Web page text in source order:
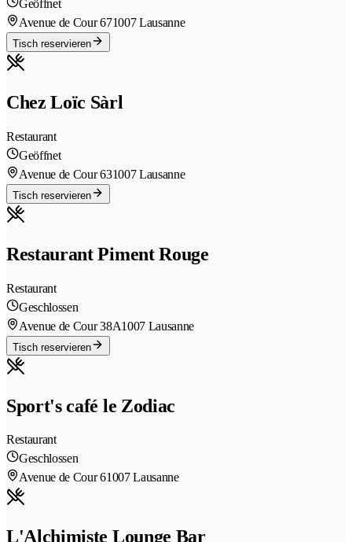
Geöffnet
Avenue de Cour 671007 Lausanne
Tisch reservieren
Chez Loïc Sàrl
Restaurant
Geöffnet
Avenue de Cour 631007 Lausanne
Tisch reservieren
Restaurant Piment Rouge
Restaurant
Geschlossen
Avenue de Cour 38A1007 Lausanne
Tisch reservieren
Sport's café le Zodiac
Restaurant
Geschlossen
Avenue de Cour 61007 Lausanne
L'Alchimiste Lounge Bar